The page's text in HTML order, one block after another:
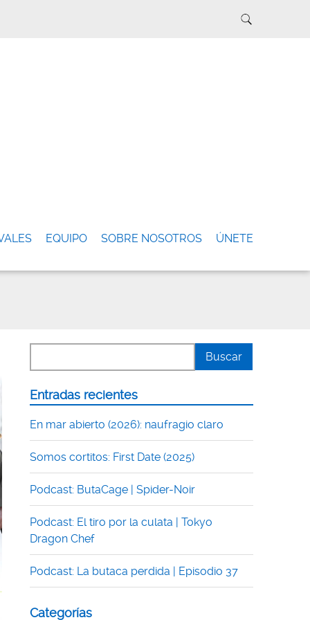
EQUIPO SOBRE NOSOTROS ÚNETE
Entradas recientes
En mar abierto (2026): naufragio claro
Somos cortitos: First Date (2025)
Podcast: ButaCage | Spider-Noir
Podcast: El tiro por la culata | Tokyo
Dragon Chef
Podcast: La butaca perdida | Episodio 37
Categorías